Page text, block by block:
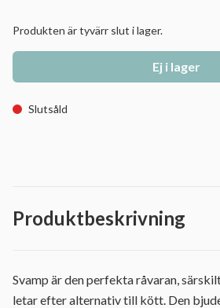
Produkten är tyvärr slut i lager.
Ej i lager
Slutsåld
Produktbeskrivning
Svamp är den perfekta råvaran,
letar efter alternativ till kött. Den